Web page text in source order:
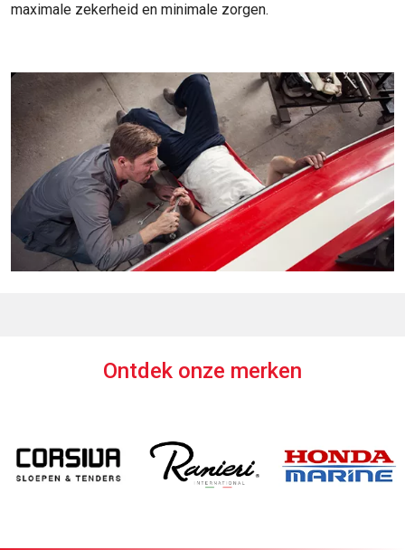
maximale zekerheid en minimale zorgen.
Ontdek onze merken